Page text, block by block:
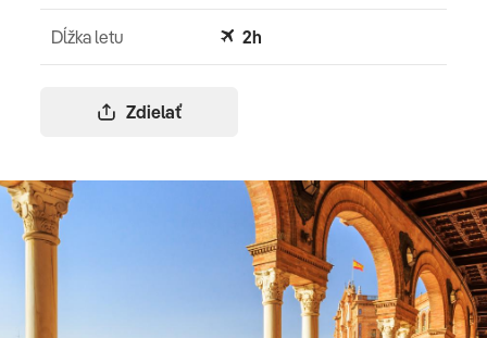
Zdielať
Dĺžka letu 2h